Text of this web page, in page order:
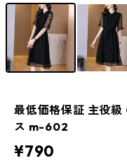
最低価格保証 主役
ス m-602
¥790